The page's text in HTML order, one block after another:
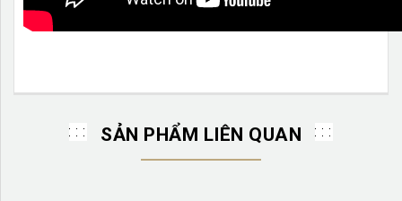
SẢN PHẨM LIÊN QUAN